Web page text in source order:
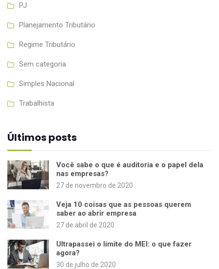
PJ
Planejamento Tributário
Regime Tributário
Sem categoria
Simples Nacional
Trabalhista
Últimos posts
Você sabe o que é auditoria e o papel dela
nas empresas?
27 de novembro de 2020
Veja 10 coisas que as pessoas querem
saber ao abrir empresa
27 de abril de 2020
Ultrapassei o limite do MEI: o que fazer
agora?
30 de julho de 2020